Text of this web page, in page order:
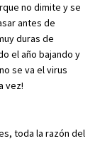
no dimite y se
antes de
duras de
el año bajando y
se va el virus
vez!
toda la razón del